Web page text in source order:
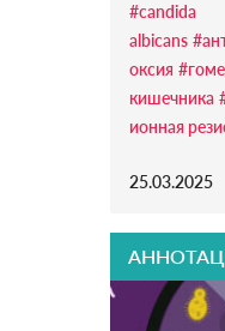
#candida
albicans
оксия
кишечника
ионная
25.03.2025